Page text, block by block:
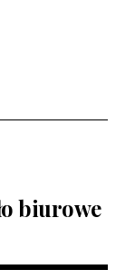
biurowe